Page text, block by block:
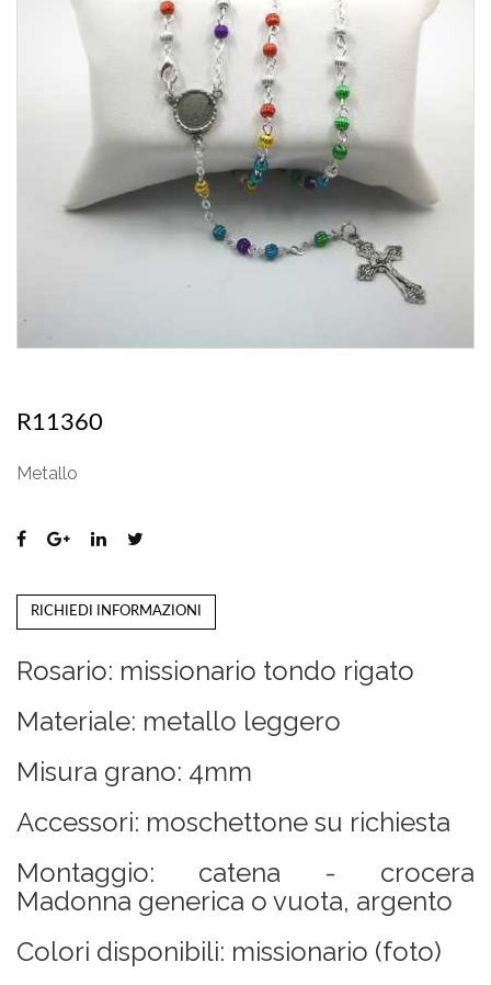
R11360
Metallo
RICHIEDI INFORMAZIONI
Rosario: missionario tondo rigato
Materiale: metallo leggero
Misura grano: 4mm
Accessori: moschettone su richiesta
Montaggio: catena - crocera
Madonna generica o vuota, argento
Colori disponibili: missionario (foto)